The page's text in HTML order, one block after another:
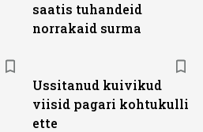
saatis tuhandeid
norrakaid surma
Ussitanud kuivikud
viisid pagari kohtukulli
ette